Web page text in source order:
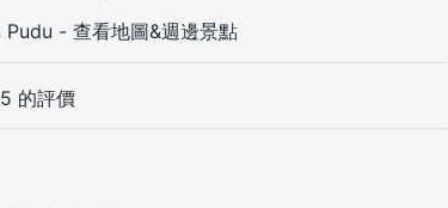
Pudu - 查看地圖&週邊景點
的評價